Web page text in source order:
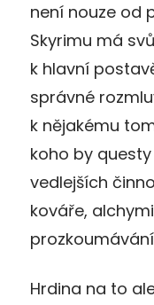
není nouze od
Skyrimu má
k hlavní
správné
k nějakému
koho by
vedlejších
kováře,
Hrdina na to